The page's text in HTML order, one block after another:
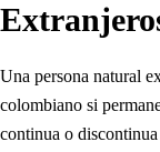
Una persona natural
colombiano si
continua o